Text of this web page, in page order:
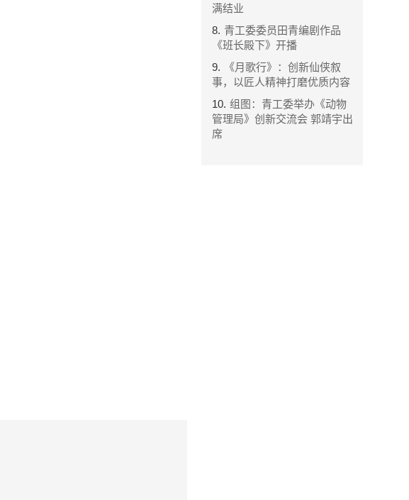
满结业
8. 青工委委员田青编剧作品
《班长殿下》开播
9.
《月歌行》：创新仙侠叙
事，以匠人精神打磨优质内容
10. 组图：青工委举办《动物
管理局》创新交流会 郭靖宇出
席